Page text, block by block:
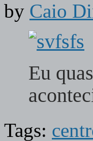
by Caio
Eu
Tags: